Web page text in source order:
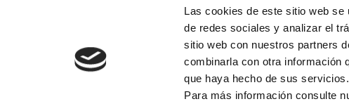
Las cookies de este sitio web
de redes sociales y analizar el
sitio web con nuestros partners
combinarla con otra información
que haya hecho de sus servicios.
Para más información consulte
© 2026 ISFOC